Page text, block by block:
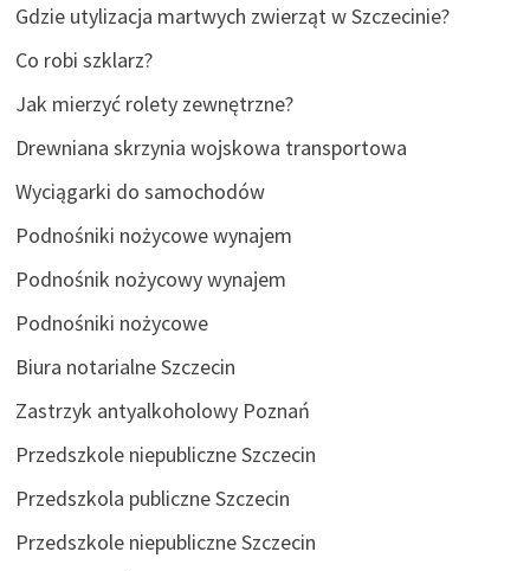
Gdzie utylizacja martwych zwierząt w Szczecinie?
Co robi szklarz?
Jak mierzyć rolety zewnętrzne?
Drewniana skrzynia wojskowa transportowa
Wyciągarki do samochodów
Podnośniki nożycowe wynajem
Podnośnik nożycowy wynajem
Podnośniki nożycowe
Biura notarialne Szczecin
Zastrzyk antyalkoholowy Poznań
Przedszkole niepubliczne Szczecin
Przedszkola publiczne Szczecin
Przedszkole niepubliczne Szczecin